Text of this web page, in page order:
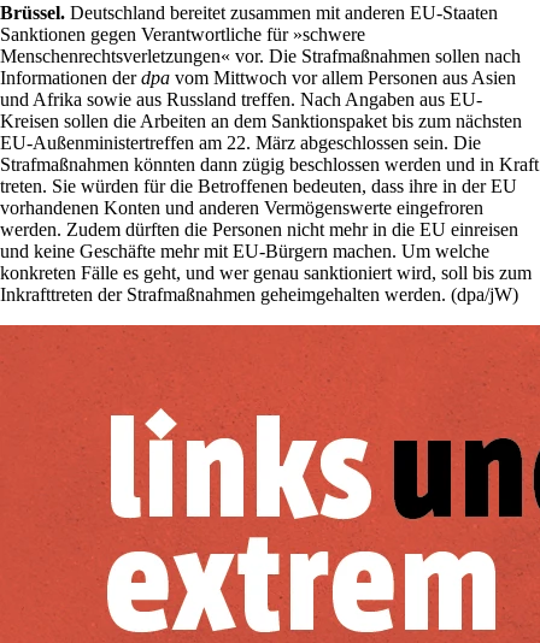
Brüssel. Deutschland bereitet zusammen mit anderen EU-Staaten
Sanktionen gegen Verantwortliche für »schwere
Menschenrechtsverletzungen« vor. Die Strafmaßnahmen sollen nach
Informationen derdpa vom Mittwoch vor allem Personen aus Asien
und Afrika sowie aus Russland treffen. Nach Angaben aus EU-
Kreisen sollen die Arbeiten an dem Sanktionspaket bis zum nächsten
EU-Außenministertreffen am 22. März abgeschlossen sein. Die
Strafmaßnahmen könnten dann zügig beschlossen werden und in Kraft
treten. Sie würden für die Betroffenen bedeuten, dass ihre in der EU
vorhandenen Konten und anderen Vermögenswerte eingefroren
werden. Zudem dürften die Personen nicht mehr in die EU einreisen
und keine Geschäfte mehr mit EU-Bürgern machen. Um welche
konkreten Fälle es geht, und wer genau sanktioniert wird, soll bis zum
Inkrafttreten der Strafmaßnahmen geheimgehalten werden. (dpa/jW)